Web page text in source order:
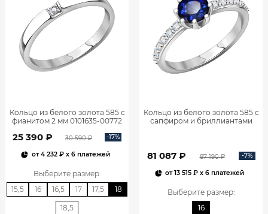
Кольцо из белого золота 585 с
фианитом 2 мм 0101635-00772
25 390 ₽ 30 590 ₽ -17%
от4 232 ₽x 6 платежей
Выберите размер:
15,5
16 16,5 17 17,5 18
18,5
Кольцо из белого золота 585 с
сапфиром и бриллиантами
81 087 ₽ 87 190 ₽ -7%
от13 515 ₽ x 6 платежей
Выберите размер:
16